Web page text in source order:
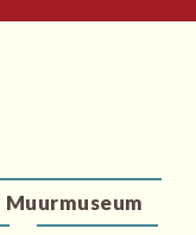
Muurmuseum